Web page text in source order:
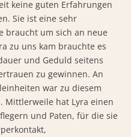
keine guten Erfahrungen
Sie ist eine sehr
braucht um sich an neue
zu uns kam brauchte es
und Geduld seitens
zu gewinnen. An
war zu diesem
Mittlerweile hat Lyra einen
und Paten, für die sie